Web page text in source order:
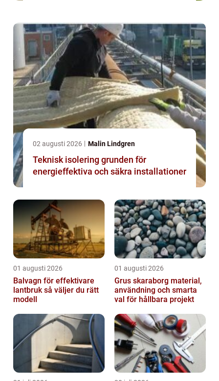
02 augusti 2026 Malin Lindgren
Teknisk isolering grunden för
energieffektiva och säkra installationer
01 augusti 2026
Balvagn för effektivare
lantbruk så väljer du rätt
modell
01 augusti 2026
Grus skaraborg material,
användning och smarta
val för hållbara projekt